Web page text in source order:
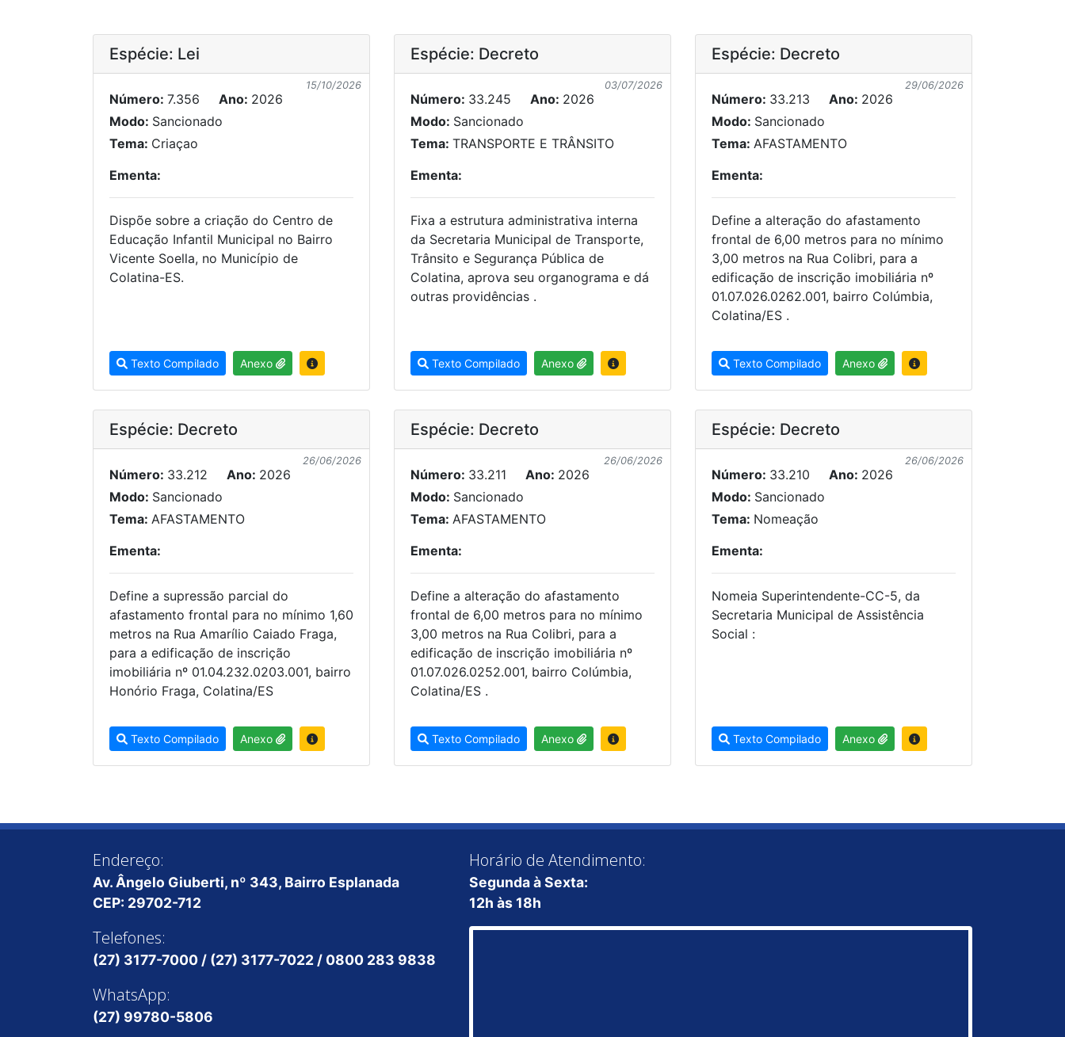
Espécie: Lei
15/10/2026
Número: 7.356 Ano: 2026
Modo: Sancionado
Tema: Criaçao
Ementa:
Dispõe sobre a criação do Centro de
Educação Infantil Municipal no Bairro
Vicente Soella, no Município de
Colatina-ES.
Texto Compilado Anexo
Espécie: Decreto
03/07/2026
Número: 33.245 Ano: 2026
Modo: Sancionado
Tema: TRANSPORTE E TRÂNSITO
Ementa:
Fixa a estrutura administrativa interna
da Secretaria Municipal de Transporte,
Trânsito e Segurança Pública de
Colatina, aprova seu organograma e dá
outras providências .
Texto Compilado Anexo
Espécie: Decreto
29/06/2026
Número: 33.213 Ano: 2026
Modo: Sancionado
Tema: AFASTAMENTO
Ementa:
Define a alteração do afastamento
frontal de 6,00 metros para no mínimo
3,00 metros na Rua Colibri, para a
edificação de inscrição imobiliária nº
01.07.026.0262.001, bairro Colúmbia,
Colatina/ES .
Texto Compilado Anexo
Espécie: Decreto
26/06/2026
Número: 33.212 Ano: 2026
Modo: Sancionado
Tema: AFASTAMENTO
Ementa:
Define a supressão parcial do
afastamento frontal para no mínimo 1,60
metros na Rua Amarílio Caiado Fraga,
para a edificação de inscrição
imobiliária nº 01.04.232.0203.001, bairro
Honório Fraga, Colatina/ES
Texto Compilado Anexo
Espécie: Decreto
26/06/2026
Número: 33.211 Ano: 2026
Modo: Sancionado
Tema: AFASTAMENTO
Ementa:
Define a alteração do afastamento
frontal de 6,00 metros para no mínimo
3,00 metros na Rua Colibri, para a
edificação de inscrição imobiliária nº
01.07.026.0252.001, bairro Colúmbia,
Colatina/ES .
Texto Compilado Anexo
Espécie: Decreto
26/06/2026
Número: 33.210 Ano: 2026
Modo: Sancionado
Tema: Nomeação
Ementa:
Nomeia Superintendente-CC-5, da
Secretaria Municipal de Assistência
Social :
Texto Compilado Anexo
Endereço:
Av. Ângelo Giuberti, nº 343, Bairro Esplanada
CEP: 29702-712
Telefones:
(27) 3177-7000 / (27) 3177-7022 / 0800 283 9838
WhatsApp:
(27) 99780-5806
Horário de Atendimento:
Segunda à Sexta:
12h às 18h